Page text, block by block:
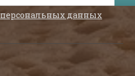
персональных данных